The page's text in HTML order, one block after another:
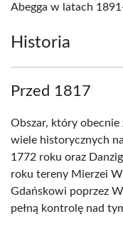
Abegga w latach
Historia
Przed 1817
Obszar, który obecnie
wiele historycznych
1772 roku oraz
roku tereny Mierzei
Gdańskowi poprzez
pełną kontrolę nad